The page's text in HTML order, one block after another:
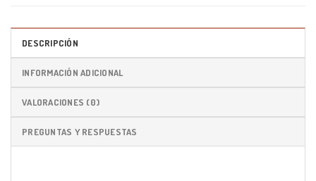
DESCRIPCIÓN
INFORMACIÓN ADICIONAL
VALORACIONES (0)
PREGUNTAS Y RESPUESTAS